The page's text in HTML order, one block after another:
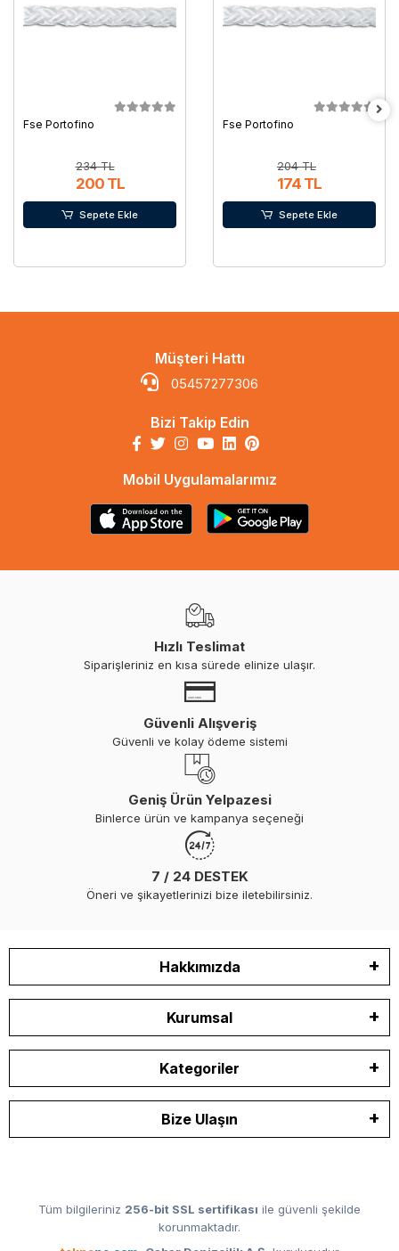
Fse Portofino
234 TL
200 TL
Sepete Ekle
Fse Portofino
204 TL
174 TL
Sepete Ekle
Müşteri Hattı
05457277306
Bizi Takip Edin
Mobil Uygulamalarımız
Hızlı Teslimat
Siparişleriniz en kısa sürede elinize ulaşır.
Güvenli Alışveriş
Güvenli ve kolay ödeme sistemi
Geniş Ürün Yelpazesi
Binlerce ürün ve kampanya seçeneği
7 / 24 DESTEK
Öneri ve şikayetlerinizi bize iletebilirsiniz.
Hakkımızda
Kurumsal
Kategoriler
Bize Ulaşın
Tüm bilgileriniz 256-bit SSL sertifikası ile güvenli şekilde
korunmaktadır.